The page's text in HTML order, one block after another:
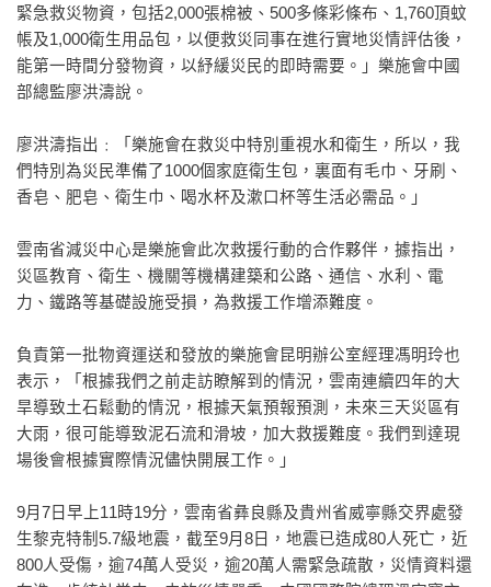
緊急救災物資，包括2,000張棉被、500多條彩條布、1,760頂蚊
帳及1,000衛生用品包，以便救災同事在進行實地災情評估後，
能第一時間分發物資，以紓緩災民的即時需要。」樂施會中國
部總監廖洪濤說。
廖洪濤指出﹕「樂施會在救災中特別重視水和衛生，所以，我
們特別為災民準備了1000個家庭衛生包，裏面有毛巾、牙刷、
香皂、肥皂、衛生巾、喝水杯及漱口杯等生活必需品。」
雲南省減災中心是樂施會此次救援行動的合作夥伴，據指出，
災區教育、衛生、機關等機構建築和公路、通信、水利、電
力、鐵路等基礎設施受損，為救援工作增添難度。
負責第一批物資運送和發放的樂施會昆明辦公室經理馮明玲也
表示，「根據我們之前走訪瞭解到的情況，雲南連續四年的大
旱導致土石鬆動的情況，根據天氣預報預測，未來三天災區有
大雨，很可能導致泥石流和滑坡，加大救援難度。我們到達現
場後會根據實際情況儘快開展工作。」
9月7日早上11時19分，雲南省彝良縣及貴州省威寧縣交界處發
生黎克特制5.7級地震，截至9月8日，地震已造成80人死亡，近
800人受傷，逾74萬人受災，逾20萬人需緊急疏散，災情資料還